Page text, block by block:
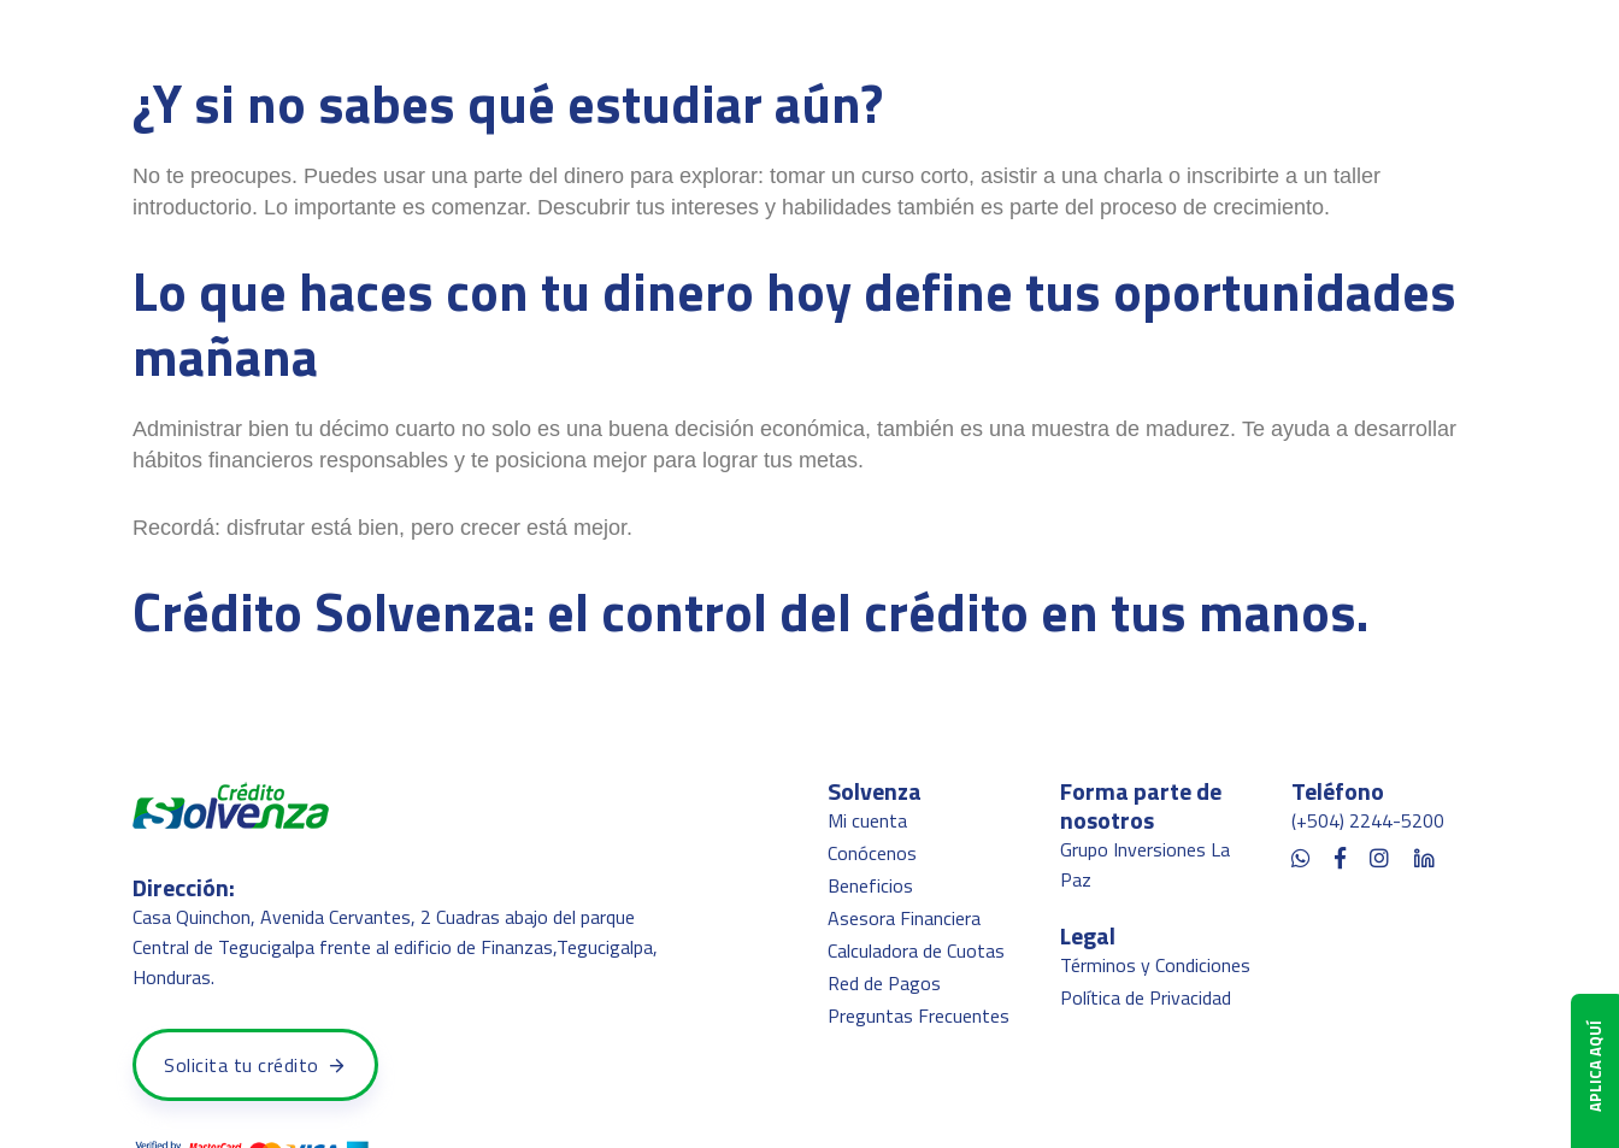
¿Y si no sabes qué estudiar aún?
No te preocupes. Puedes usar una parte del dinero para explorar: tomar un curso corto, asistir a una charla o inscribirte a un taller
introductorio. Lo importante es comenzar. Descubrir tus intereses y habilidades también es parte del proceso de crecimiento.
Lo que haces con tu dinero hoy define tus oportunidades
mañana
Administrar bien tu décimo cuarto no solo es una buena decisión económica, también es una muestra de madurez. Te ayuda a desarrollar
hábitos financieros responsables y te posiciona mejor para lograr tus metas.
Recordá: disfrutar está bien, pero crecer está mejor.
Crédito Solvenza: el control del crédito en tus manos.
Dirección:
Casa Quinchon, Avenida Cervantes, 2 Cuadras abajo del parque
Central de Tegucigalpa frente al edificio de Finanzas,Tegucigalpa,
Honduras.
Solicita tu crédito
Solvenza
Mi cuenta
Conócenos
Beneficios
Asesora Financiera
Calculadora de Cuotas
Red de Pagos
Preguntas Frecuentes
Forma parte de
nosotros
Grupo Inversiones La
Paz
Legal
Términos y Condiciones
Política de Privacidad
Teléfono
(+504) 2244-5200
APLICA AQUÍ